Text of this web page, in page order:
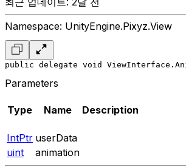
Namespace: UnityEngine.Pixyz.View
public delegate void
Parameters
Type Name Description
IntPtr userData
uint
animation